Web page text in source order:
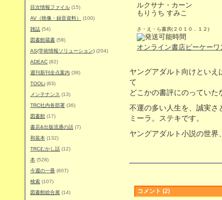
目次情報ファイル (15)
AV（映像・録音資料）
(100)
雑誌 (54)
図書館蔵書 (58)
AS(学術情報ソリューション) (204)
ADEAC (82)
週刊新刊全点案内 (38)
TOOLi (83)
メンテナンス (13)
TRC社内各部署 (36)
図書館 (17)
書店&出版流通の話 (7)
和装本 (132)
TRCむかし話 (12)
本 (528)
今週の一冊 (607)
検索 (107)
図書館総合展 (14)
ルクサナ・カーン
もりうち すみこ
さ・え・ら書房(２０１０．１２)
オンライン書店ビーケー
ヤングアダルト向けとい
て
どこかの書評にのってい
不運の多い人生を、誠実さ
ミーラ。ステキです。
ヤングアダルト小説の世
コメント (2)